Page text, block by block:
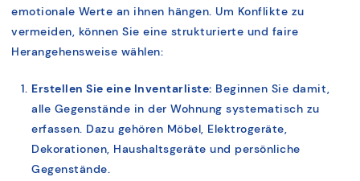
emotionale Werte an ihnen hängen. Um Konflikte zu
vermeiden, können Sie eine strukturierte und faire
Herangehensweise wählen:
Erstellen Sie eine Inventarliste: Beginnen Sie damit,
alle Gegenstände in der Wohnung systematisch zu
erfassen. Dazu gehören Möbel, Elektrogeräte,
Dekorationen, Haushaltsgeräte und persönliche
Gegenstände.